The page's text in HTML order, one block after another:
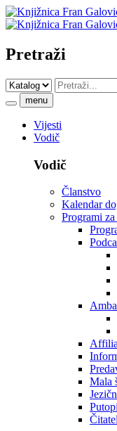
Pretraži
menu
Vijesti
Vodič
Vodič
Članstvo
Kalendar
Programi za
Mala